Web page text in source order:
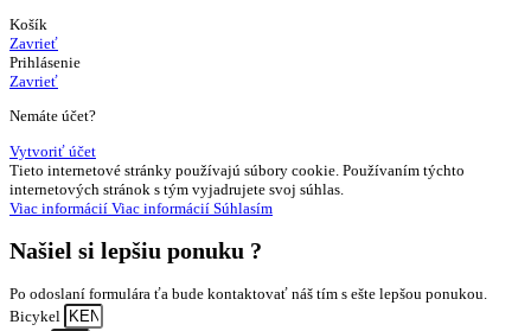
Košík
Zavrieť
Prihlásenie
Zavrieť
Nemáte účet?
Vytvoriť účet
Tieto internetové stránky používajú súbory cookie. Používaním týchto
internetových stránok s tým vyjadrujete svoj súhlas.
Viac informácií Viac informácií Súhlasím
Našiel si lepšiu ponuku ?
Po odoslaní formulára ťa bude kontaktovať náš tím s ešte lepšou ponukou.
Bicykel